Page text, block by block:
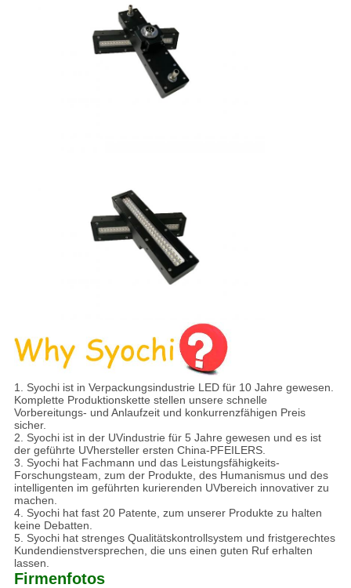
1. Syochi ist in Verpackungsindustrie LED für 10 Jahre gewesen.
Komplette Produktionskette stellen unsere schnelle
Vorbereitungs- und Anlaufzeit und konkurrenzfähigen Preis
sicher.
2. Syochi ist in der UVindustrie für 5 Jahre gewesen und es ist
der geführte UVhersteller ersten China-PFEILERS.
3. Syochi hat Fachmann und das Leistungsfähigkeits-
Forschungsteam, zum der Produkte, des Humanismus und des
intelligenten im geführten kurierenden UVbereich innovativer zu
machen.
4. Syochi hat fast 20 Patente, zum unserer Produkte zu halten
keine Debatten.
5. Syochi hat strenges Qualitätskontrollsystem und fristgerechtes
Kundendienstversprechen, die uns einen guten Ruf erhalten
lassen.
Firmenfotos